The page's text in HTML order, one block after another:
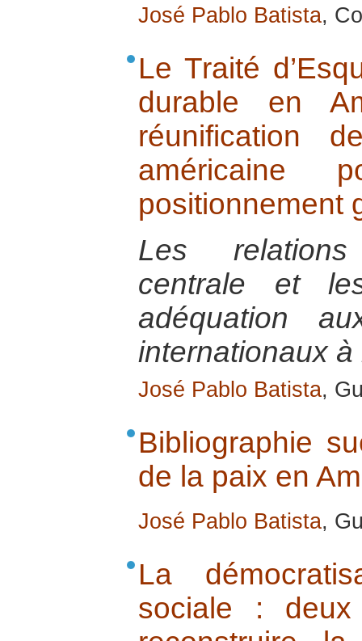
José Pablo Batista,
Le Traité
durable en
réunification
américaine
positionnement
Les
centrale et
adéquation
internationaux
José Pablo Batista,
Bibliographie
de la paix en
José Pablo Batista,
La
sociale :